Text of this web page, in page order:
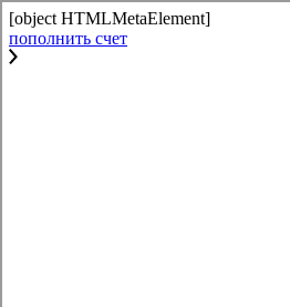
[object HTMLMetaElement]
пополнить счет